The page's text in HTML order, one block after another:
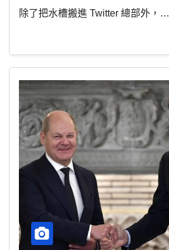
除了把水槽搬進 Twitter 總部外，…